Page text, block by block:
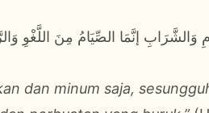
إنَّمَا الصِّيَامُ مِنَ اللَّغْوِ
dan minum saja,